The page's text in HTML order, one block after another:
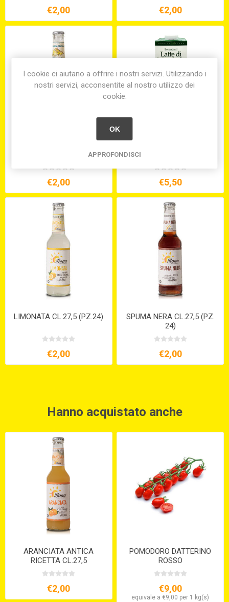
€2,00 €2,00
€2,00 €5,50
LIMONATA CL.27,5 (PZ.24)
€2,00
SPUMA NERA CL.27,5 (PZ.
24)
€2,00
Hanno acquistato anche
ARANCIATA ANTICA
RICETTA CL.27,5
€2,00
POMODORO DATTERINO
ROSSO
€9,00
equivale a €9,00 per 1 kg(s)
I cookie ci aiutano a offrire i nostri servizi. Utilizzando i
nostri servizi, acconsentite al nostro utilizzo dei
cookie.
OK
APPROFONDISCI